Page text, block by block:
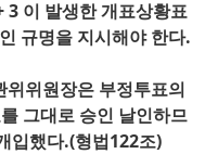
3 이 발생한 개표상황표
규명을 지시해야 한다.
위원장은 부정투표의
그대로 승인 날인하므
입했다.(형법122조)